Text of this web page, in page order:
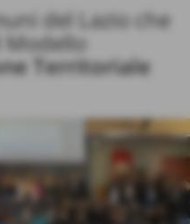
del Lazio che
Territoriale